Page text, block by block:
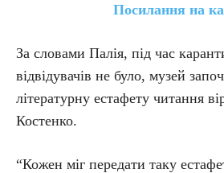
Посилання на
За словами Палія, під час
відвідувачів не було, музей
літературну естафету читання
Костенко.
“Кожен міг передати таку